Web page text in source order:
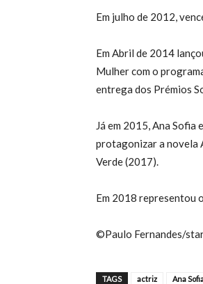
Em julho de 2012,
Em Abril de 2014
Mulher com o
entrega dos Prémios
Já em 2015, Ana
protagonizar a novela
Verde (2017).
Em 2018 representou
©Paulo Fernandes/
TAGS actriz Ana